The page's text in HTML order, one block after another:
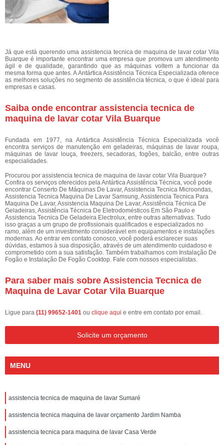
Já que está querendo uma assistencia tecnica de maquina de lavar cotar Vila
Buarque é importante encontrar uma empresa que promova um atendimento
ágil e de qualidade, garantindo que as máquinas voltem a funcionar da
mesma forma que antes. A Antártica Assistência Técnica Especializada oferece
as melhores soluções no segmento de assistência técnica, o que é ideal para
empresas e casas.
Saiba onde encontrar assistencia tecnica de
maquina de lavar cotar Vila Buarque
Fundada em 1977, na Antártica Assistência Técnica Especializada você
encontra serviços de manutenção em geladeiras, máquinas de lavar roupa,
máquinas de lavar louça, freezers, secadoras, fogões, balcão, entre outras
especialidades.
Procurou por assistencia tecnica de maquina de lavar cotar Vila Buarque?
Confira os serviços oferecidos pela Antártica Assistência Técnica, você pode
encontrar Conserto De Máquinas De Lavar, Assistencia Tecnica Microondas,
Assistencia Tecnica Maquina De Lavar Samsung, Assistencia Tecnica Para
Maquina De Lavar, Assistencia Maquina De Lavar, Assistência Técnica De
Geladeiras, Assistência Técnica De Eletrodomésticos Em São Paulo e
Assistencia Tecnica De Geladeira Electrolux, entre outras alternativas. Tudo
isso graças a um grupo de profissionais qualificados e especializados no
ramo, além de um investimento considerável em equipamentos e instalações
modernas. Ao entrar em contato conosco, você poderá esclarecer suas
dúvidas, estamos à sua disposição, através de um atendimento cuidadoso e
comprometido com a sua satisfação. Também trabalhamos com Instalação De
Fogão e Instalação De Fogão Cooktop. Fale com nossos especialistas.
Para saber mais sobre Assistencia Tecnica de
Maquina de Lavar Cotar Vila Buarque
Ligue para (11) 99652-1401 ou clique aqui e entre em contato por email.
Solicite um orçamento
MENU
assistencia tecnica de maquina de lavar Sumaré
assistencia tecnica maquina de lavar orçamento Jardim Namba
assistencia tecnica para maquina de lavar Casa Verde